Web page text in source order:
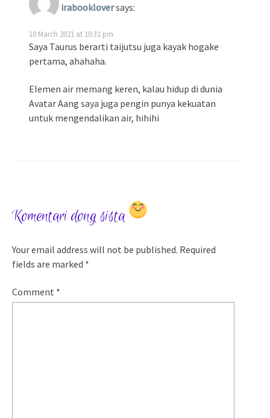
irabookloversays:
10 March 2021 at 10:31 pm
Saya Taurus berarti taijutsu juga kayak hogake
pertama, ahahaha.
Elemen air memang keren, kalau hidup di dunia
Avatar Aang saya juga pengin punya kekuatan
untuk mengendalikan air, hihihi
Komentari dong sista
Your email address will not be published. Required
fields are marked *
Comment *